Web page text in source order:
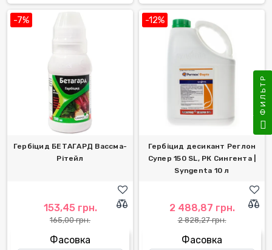
-7%
Гербіцид БЕТАГАРД Вассма-
Рітейл
153,45 грн.
165,00 грн.
Фасовка
-12%
Гербіцид десикант Реглон
Супер 150 SL, РК Сингента |
Syngenta 10 л
2 488,87 грн.
2 828,27 грн.
Фасовка
ФИЛЬТР